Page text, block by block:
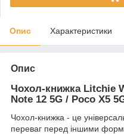
Опис Характеристики
Опис
Чохол-книжка Litchie
Note 12 5G / Poco X5
Чохол-книжка - це
переваг перед іншими